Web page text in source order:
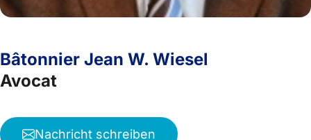
Bâtonnier Jean W. Wiesel
Avocat
Nachricht schreiben